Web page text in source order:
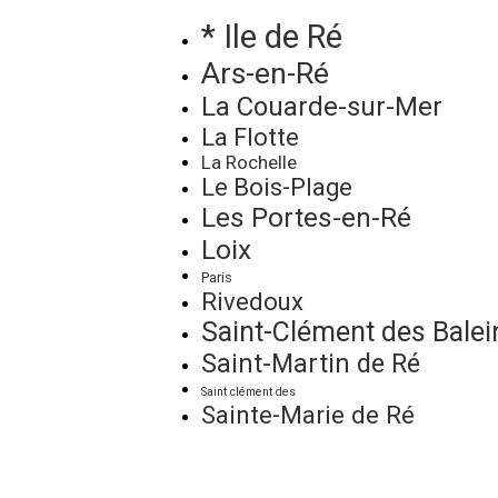
* Ile de Ré
Ars-en-Ré
La Couarde-sur-Mer
La Flotte
La Rochelle
Le Bois-Plage
Les Portes-en-Ré
Loix
Paris
Rivedoux
Saint-Clément des
Saint-Martin de Ré
Saint clément des
Sainte-Marie de Ré